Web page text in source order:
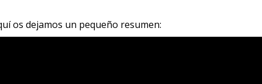
os dejamos un pequeño resumen: